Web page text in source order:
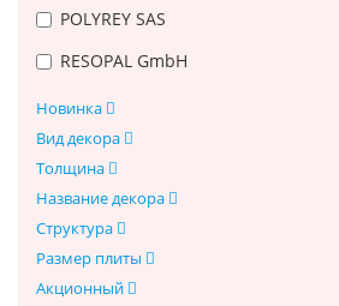
POLYREY SAS
RESOPAL GmbH
Новинка
Вид декора
Толщина
Название декора
Структура
Размер плиты
Акционный